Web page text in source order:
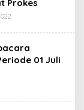
Prokes
E
R
E
I
01 Juli